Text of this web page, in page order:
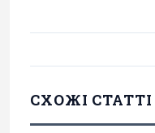
СХОЖІ СТАТТІ